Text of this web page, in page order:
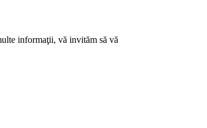
informaţii, vă invităm să vă